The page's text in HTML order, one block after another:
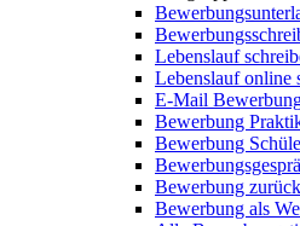
Lebenslauf
Lebenslauf online
E-Mail
Bewerbung
Bewerbung
Bewerbung
Bewerbung als